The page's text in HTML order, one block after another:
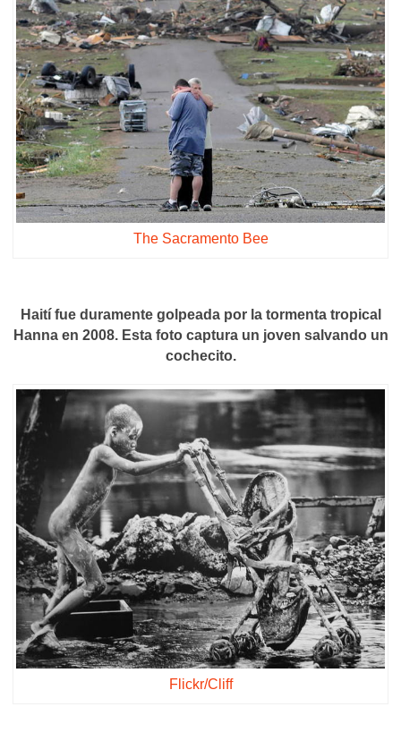
The Sacramento Bee
Haití fue duramente golpeada por la tormenta tropical
Hanna en 2008. Esta foto captura un joven salvando un
cochecito.
Flickr/Cliff